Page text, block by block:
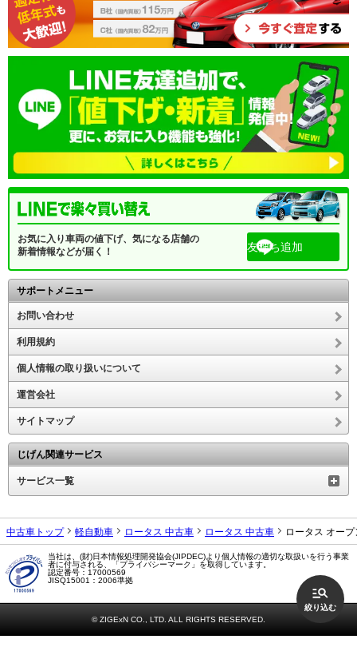
絞り込む
お気に入り車両の値下げ、気になる店舗の
新着情報などが届く！
友だち追加
サポートメニュー
お問い合わせ
利用規約
個人情報の取り扱いについて
運営会社
サイトマップ
じげん関連サービス
サービス一覧
中古車トップ 軽自動車 ロータス 中古車 ロータス 中古車 ロータス オー
当社は、(財)日本情報処理開発協会(JIPDEC)より個人情報の適切な取扱いを行う事業
者に付与される、「プライバシーマーク」を取得しています。
認定番号：17000569
JISQ15001：2006準拠
© ZIGExN CO., LTD. ALL RIGHTS RESERVED.